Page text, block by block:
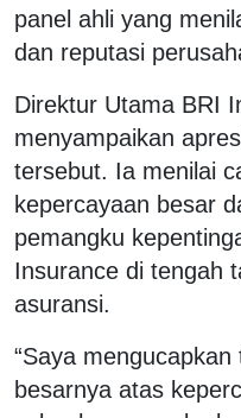
panel ahli yang
dan reputasi
Direktur Utama BRI
menyampaikan
tersebut. Ia menilai
kepercayaan besar
pemangku
Insurance di tengah
asuransi.
“Saya
besarnya atas